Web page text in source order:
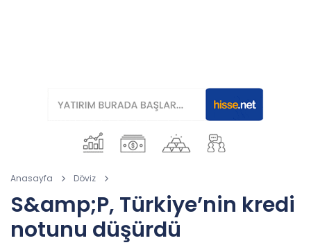
Anasayfa Döviz
S&amp;P, Türkiye’nin kredi
notunu düşürdü